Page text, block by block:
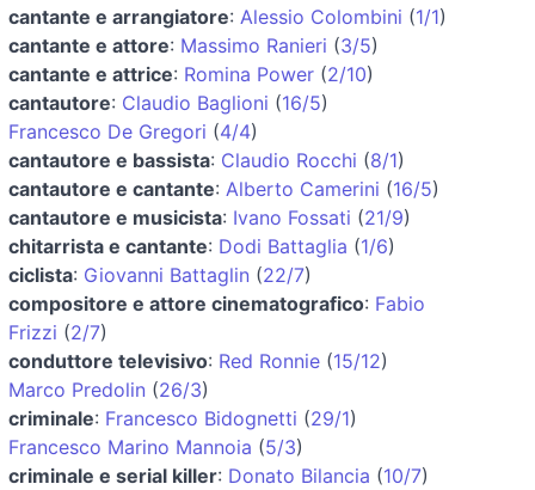
cantante e arrangiatore: Alessio Colombini (1/1)
cantante e attore: Massimo Ranieri (3/5)
cantante e attrice: Romina Power (2/10)
cantautore: Claudio Baglioni (16/5)
Francesco De Gregori (4/4)
cantautore e bassista: Claudio Rocchi (8/1)
cantautore e cantante: Alberto Camerini (16/5)
cantautore e musicista: Ivano Fossati (21/9)
chitarrista e cantante: Dodi Battaglia (1/6)
ciclista: Giovanni Battaglin (22/7)
compositore e attore cinematografico: Fabio
Frizzi (2/7)
conduttore televisivo: Red Ronnie (15/12)
Marco Predolin (26/3)
criminale: Francesco Bidognetti (29/1)
Francesco Marino Mannoia (5/3)
criminale e serial killer: Donato Bilancia (10/7)